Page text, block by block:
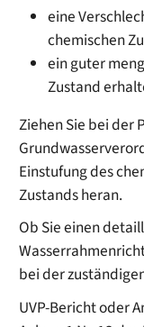
eine
chemischen
ein guter
Zustand
Ziehen Sie bei der
Einstufung des
Zustands heran.
Ob Sie einen
bei der
UVP-Bericht oder